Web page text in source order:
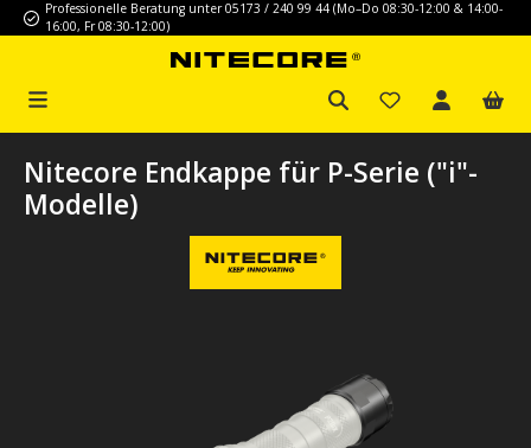
Zum Hauptinhalt springen
Professionelle Beratung unter 05173 / 240 99 44 (Mo–Do 08:30-12:00 & 14:00-
16:00, Fr 08:30-12:00)
Nitecore Endkappe für P-Serie ("i"-
Modelle)